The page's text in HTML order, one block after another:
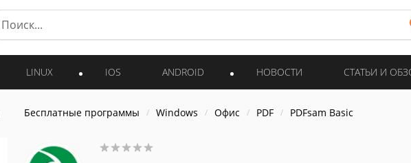
LINUX IOS ANDROID НОВОСТИ СТАТЬИ И
Бесплатные программы Windows Офис PDF PDFsam Basic